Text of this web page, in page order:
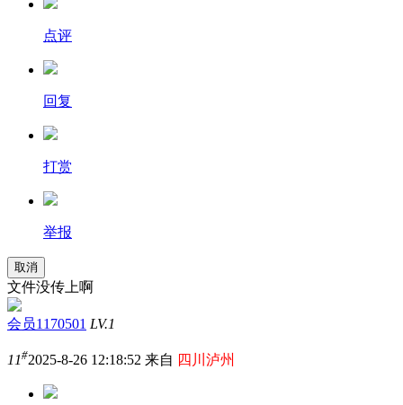
点评
回复
打赏
举报
取消
文件没传上啊
会员1170501 LV.1
11#2025-8-26 12:18:52 来自 四川泸州